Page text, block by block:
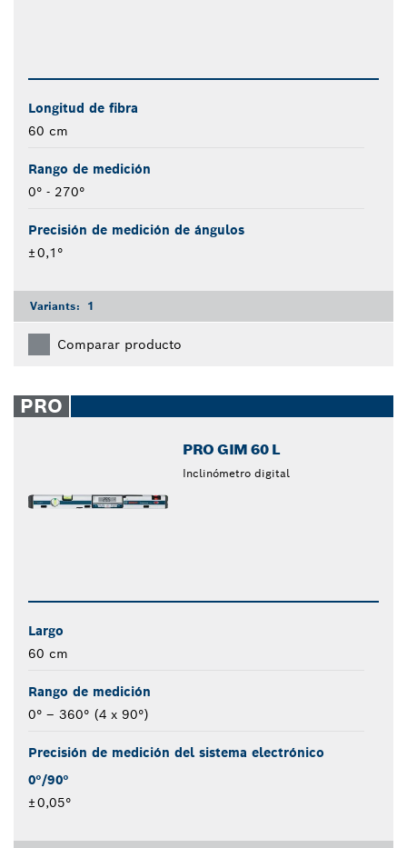
Longitud de fibra
60 cm
Rango de medición
0° - 270°
Precisión de medición de ángulos
± 0,1°
Variants: 1
Comparar producto
PRO
PRO GIM 60 L
Inclinómetro digital
Largo
60 cm
Rango de medición
0° – 360° (4 x 90°)
Precisión de medición del sistema electrónico
0°/90°
± 0,05°